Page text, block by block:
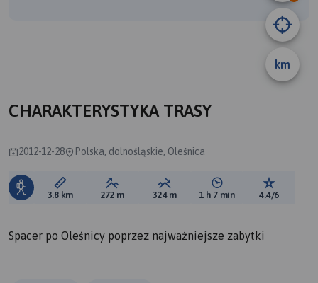
km
CHARAKTERYSTYKA TRASY
2012-12-28 Polska, dolnośląskie, Oleśnica
Długość trasy:
3.8 km Suma przewyższeń:
272 m Suma spadków:
324 m Średni czas potrzebny
1 h 7 min Ocena
4.4/6
Spacer po Oleśnicy poprzez najważniejsze zabytki